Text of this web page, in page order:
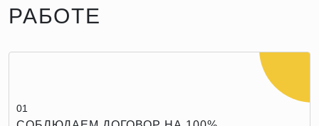
РАБОТЕ
01